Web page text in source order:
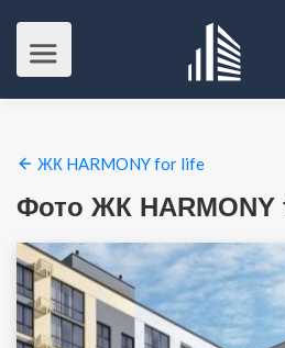
ЖК HARMONY for life
Фото ЖК HARMONY